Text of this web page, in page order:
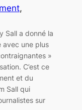
Sall a donné la
avec une plus
»
C’est ce
et du
Sall qui
sur